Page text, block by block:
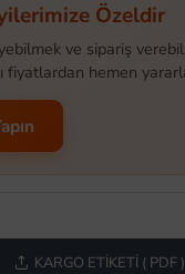
Özeldir
ve sipariş
hemen
KARGO ETIKETI ( PDF